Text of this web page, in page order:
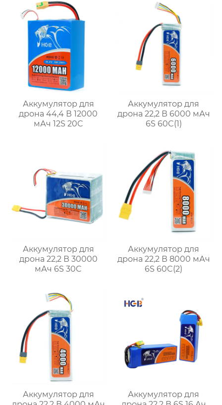
Аккумулятор для
дрона 44,4 В 12000
мАч 12S 20C
Аккумулятор для
дрона 22,2 В 6000 мАч
6S 60C(1)
Аккумулятор для
дрона 22,2 В 30000
мАч 6S 30C
Аккумулятор для
дрона 22,2 В 8000 мАч
6S 60C(2)
Аккумулятор для
Аккумулятор для